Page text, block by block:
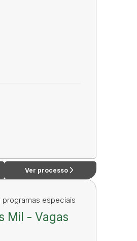
Ver processo arrow_forward_ios
especiais
Mil - Vagas